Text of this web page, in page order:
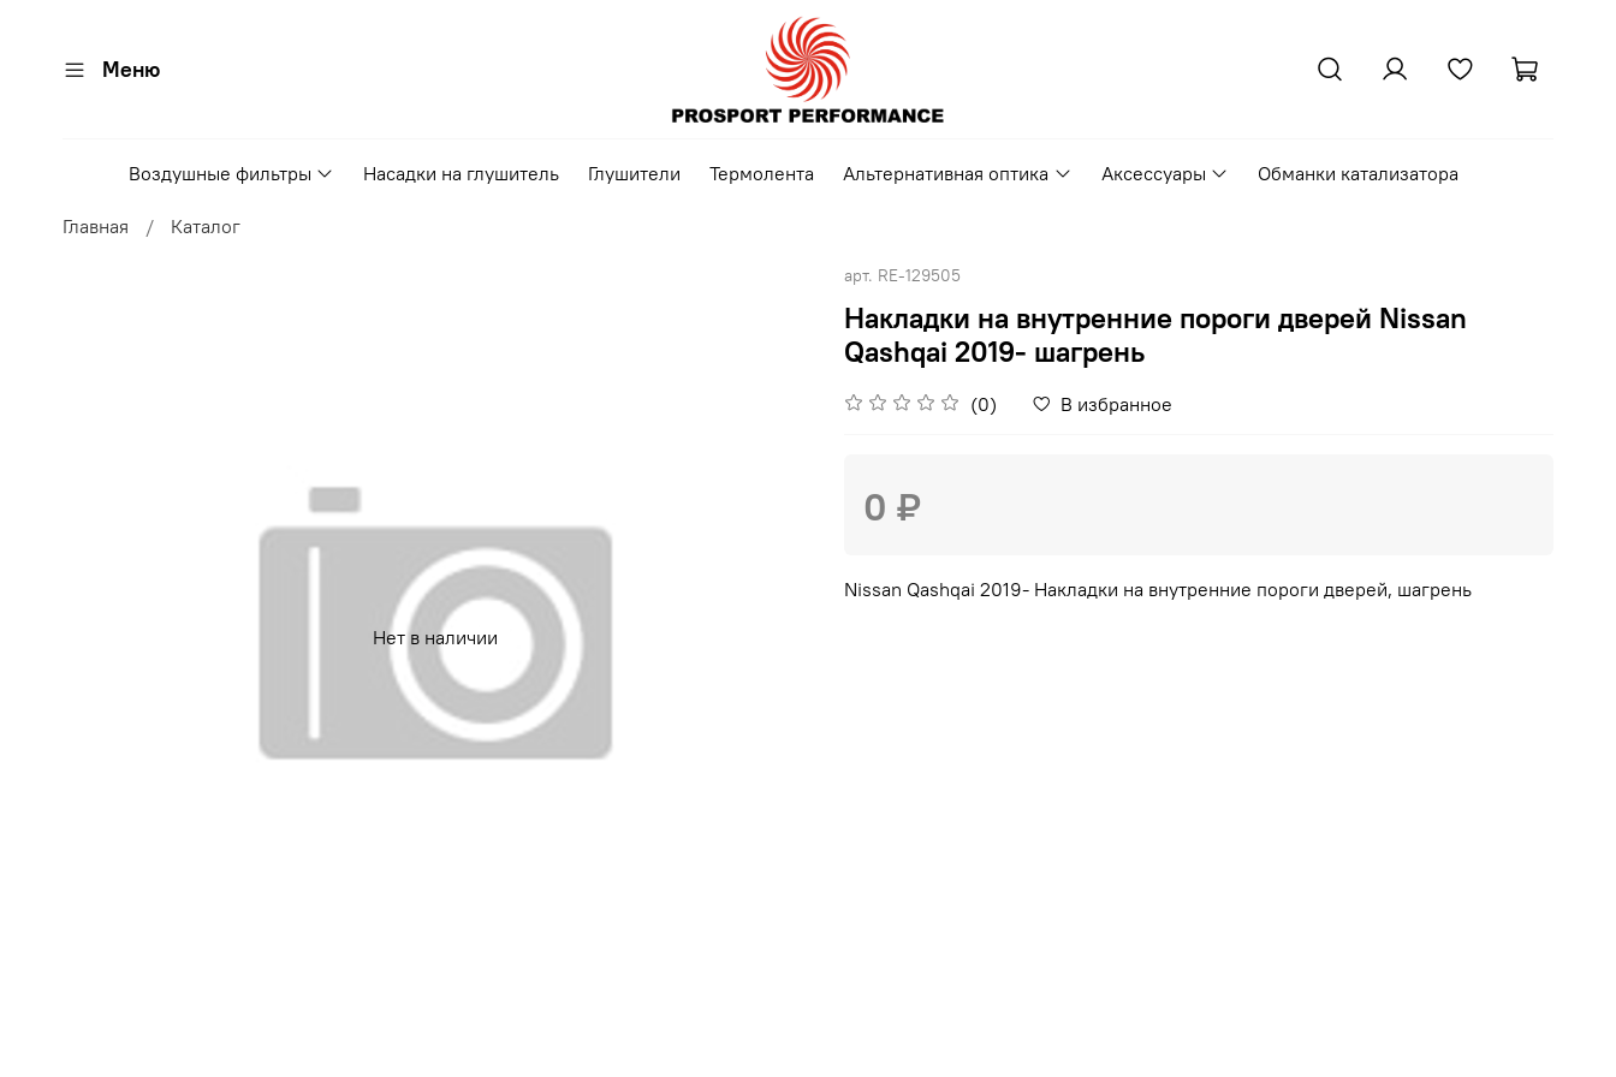
Меню
Воздушные фильтры Насадки на глушитель Глушители Термолента Альтернативная оптика Аксессуары Обманки катализатора
Главная Каталог
Нет в наличии
арт. RE-129505
Накладки на внутренние пороги дверей Nissan
Qashqai 2019- шагрень
(0) В избранное
0 ₽
Nissan Qashqai 2019- Накладки на внутренние пороги дверей, шагрень